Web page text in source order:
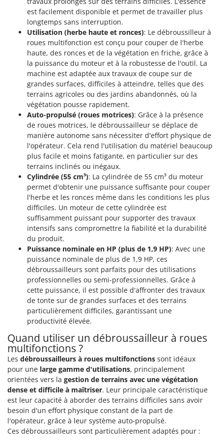
Rafraîchisseurs d'air par évaporation
Rampes de chargement en aluminium
Râpes à fromage électriques
Râteaux pour tracteur
Remplisseuses
Robots nettoyeurs de piscine
Robots Tondeuses
Rogneuses de souches
Rouleaux pour tracteur
Scies à os
Scies à Ruban
Scies alternatives à batterie
Scies de jardin télescopiques
Sécateurs électriques à batterie
Sécateurs et Échenilloirs manuels
Sécateurs pneumatiques
Semoirs et Épandeurs d'engrais
Socs pour tracteur
Souffleurs aspirateurs pour Feuilles
Soufreuses - Poudreuses à dos
Soufreuses - Poudreuses pour tracteur
T
Taille-haies
Taille-haies à bras pour tracteur
Tarières
Tondeuses à Gazon
Tondeuses autoportées
Tondeuses débroussailleuses thermiques
Trancheuses
Hailo
Helvi
Henx
HiKOKI
Honda
Idromatic
Il-Tec
Imperia
Infaco
Intec
Intex
Italyco
ITM
JOLLY ITALIA
KAAZ
Karcher
Kasco
Kemper
Keter
KitchenAid
Komo
L
Laica
Lampacrescia - MGM
Landxcape
LAR Casalinghi
est facilement disponible et permet de travailler plus
longtemps sans interruption.
Utilisation (herbe haute et ronces): Le débroussilleur à
roues multifonction est conçu pour couper de l'herbe
haute, des ronces et de la végétation en friche, grâce à
la puissance du moteur et à la robustesse de l'outil. La
machine est adaptée aux travaux de coupe sur de
grandes surfaces, difficiles à atteindre, telles que des
terrains agricoles ou des jardins abandonnés, où la
végétation pousse rapidement.
Auto-propulsé (roues motrices): Grâce à la présence
de roues motrices, le débroussailleur se déplace de
manière autonome sans nécessiter d'effort physique de
l'opérateur. Cela rend l'utilisation du matériel beaucoup
plus facile et moins fatigante, en particulier sur des
terrains inclinés ou inégaux.
Cylindrée (55 cm³): La cylindrée de 55 cm³ du moteur
permet d'obtenir une puissance suffisante pour couper
l'herbe et les ronces même dans les conditions les plus
difficiles. Un moteur de cette cylindrée est
suffisamment puissant pour supporter des travaux
intensifs sans compromettre la fiabilité et la durabilité
du produit.
Puissance nominale en HP (plus de 1,9 HP): Avec une
puissance nominale de plus de 1,9 HP, ces
débroussailleurs sont parfaits pour des utilisations
professionnelles ou semi-professionnelles. Grâce à
cette puissance, il est possible d'affronter des travaux
de tonte sur de grandes surfaces et des terrains
particulièrement difficiles, garantissant une
productivité élevée.
Quand utiliser un débroussailleur à roues
multifonctions ?
Les débroussailleurs à roues multifonctions sont idéaux
pour une large gamme d'utilisations, principalement
orientées vers la gestion de terrains avec une végétation
dense et difficile à maîtriser. Leur principale caractéristique
est leur capacité à aborder des terrains difficiles sans avoir
besoin d'un effort physique constant de la part de
l'opérateur, grâce à leur système auto-propulsé.
Ces débroussailleurs sont particulièrement adaptés pour :